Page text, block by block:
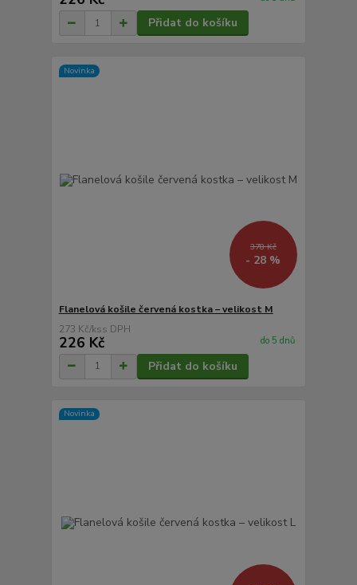
Přidat do košíku
Novinka
378 Kč
- 28 %
Flanelová košile červená kostka – velikost M
273 Kč/ks
226 Kč do 5 dnů
Přidat do košíku
Novinka